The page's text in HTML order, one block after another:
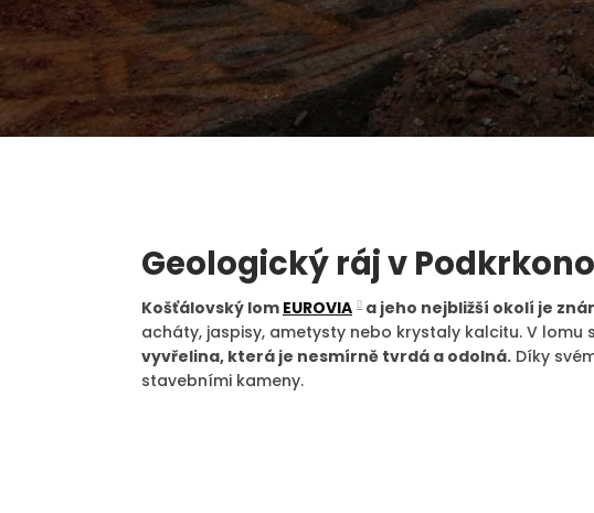
Geologický ráj v
Košťálovský lom EUROVIA a jeho nejbližší okolí je
acháty, jaspisy, ametysty nebo krystaly kalcitu. V
vyvřelina, která je nesmírně tvrdá a odolná. Díky
stavebními kameny.